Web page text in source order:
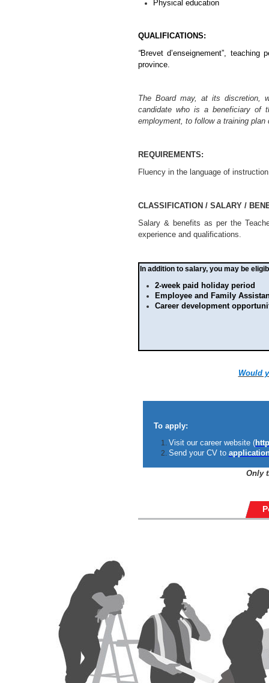
Physical education
QUALIFICATIONS:
“Brevet d’enseignement”,
province.
The Board may, at its discretion,
candidate who is a beneficiary of
employment, to follow a training plan
REQUIREMENTS:
Fluency in the language of
CLASSIFICATION / SALARY /
Salary & benefits as per the
experience and qualifications.
In addition to salary, you may be
2-week paid holiday period
Employee and Family
Career development
Would
To apply:
Visit our career website (
Send your CV to
Only